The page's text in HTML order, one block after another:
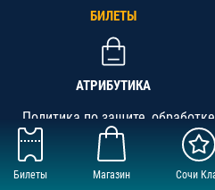
Билеты Магазин Сочи
БИЛЕТЫ
АТРИБУТИКА
Политика по защите,
данных
АНО «СК «Кубань-